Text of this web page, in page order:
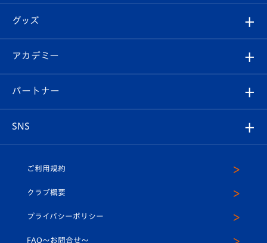
チケット
イベント
メディア
ホームタウン
スタッフプロフィール
マスコット紹介
平和祈念活動
はじめての観戦ガイド
Revive Team
ヴィヴィくんの長崎おもてなしガイド
フォトギャラリー
スタジアムグルメ
チケット
V-LOVERS（ファンクラブ）
プレイヤーズスイート
グッズ
オンラインショップ
店舗情報
アカデミー
育成からのお知らせ
U-18
スクール
パートナー
SNS
ヴィヴィくんインスタグラム
公式LINE＠
ご利用規約
クラブ概要
プライバシーポリシー
FAQ〜お問合せ〜